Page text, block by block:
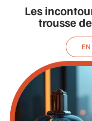
Les
trousse